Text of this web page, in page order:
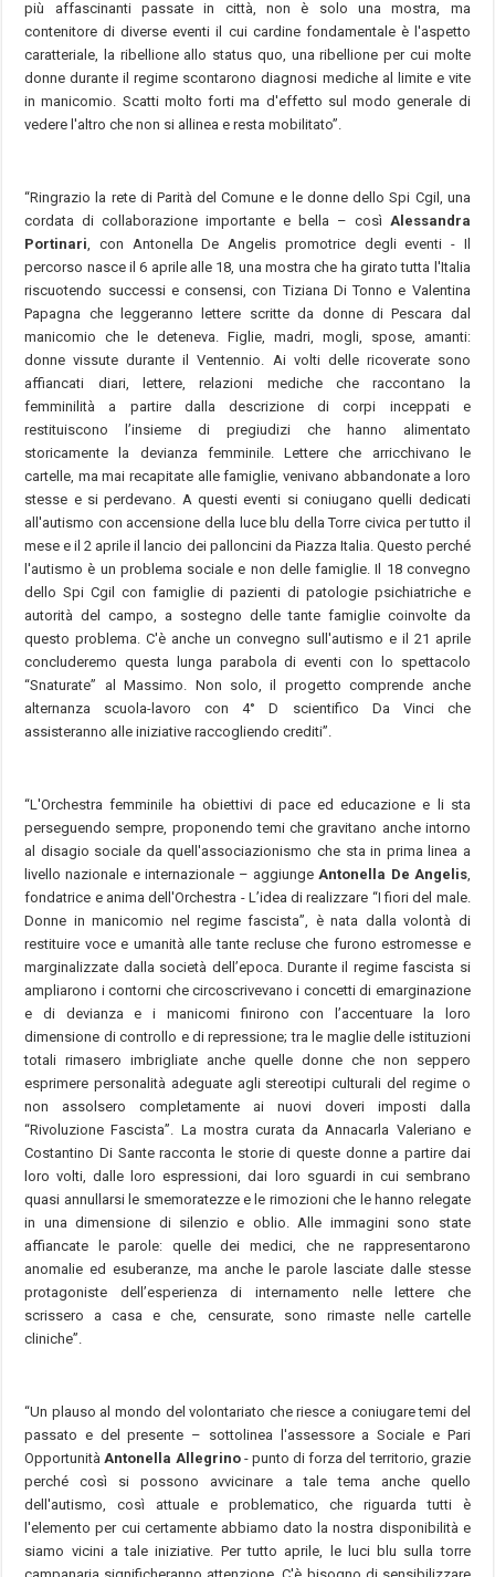
più affascinanti passate in città, non è solo una mostra, ma
contenitore di diverse eventi il cui cardine fondamentale è l'aspetto
caratteriale, la ribellione allo status quo, una ribellione per cui molte
donne durante il regime scontarono diagnosi mediche al limite e vite
in manicomio. Scatti molto forti ma d'effetto sul modo generale di
vedere l'altro che non si allinea e resta mobilitato”.
“Ringrazio la rete di Parità del Comune e le donne dello Spi Cgil, una
cordata di collaborazione importante e bella – così Alessandra
Portinari , con Antonella De Angelis promotrice degli eventi - Il
percorso nasce il 6 aprile alle 18, una mostra che ha girato tutta l'Italia
riscuotendo successi e consensi, con Tiziana Di Tonno e Valentina
Papagna che leggeranno lettere scritte da donne di Pescara dal
manicomio che le deteneva. Figlie, madri, mogli, spose, amanti:
donne vissute durante il Ventennio. Ai volti delle ricoverate sono
affiancati diari, lettere, relazioni mediche che raccontano la
femminilità a partire dalla descrizione di corpi inceppati e
restituiscono l’insieme di pregiudizi che hanno alimentato
storicamente la devianza femminile. Lettere che arricchivano le
cartelle, ma mai recapitate alle famiglie, venivano abbandonate a loro
stesse e si perdevano. A questi eventi si coniugano quelli dedicati
all'autismo con accensione della luce blu della Torre civica per tutto il
mese e il 2 aprile il lancio dei palloncini da Piazza Italia. Questo perché
l'autismo è un problema sociale e non delle famiglie. Il 18 convegno
dello Spi Cgil con famiglie di pazienti di patologie psichiatriche e
autorità del campo, a sostegno delle tante famiglie coinvolte da
questo problema. C'è anche un convegno sull'autismo e il 21 aprile
concluderemo questa lunga parabola di eventi con lo spettacolo
“Snaturate” al Massimo. Non solo, il progetto comprende anche
alternanza scuola-lavoro con 4° D scientifico Da Vinci che
assisteranno alle iniziative raccogliendo crediti”.
“L'Orchestra femminile ha obiettivi di pace ed educazione e li sta
perseguendo sempre, proponendo temi che gravitano anche intorno
al disagio sociale da quell'associazionismo che sta in prima linea a
livello nazionale e internazionale – aggiunge Antonella De Angelis,
fondatrice e anima dell'Orchestra - L’idea di realizzare “I fiori del male.
Donne in manicomio nel regime fascista”, è nata dalla volontà di
restituire voce e umanità alle tante recluse che furono estromesse e
marginalizzate dalla società dell’epoca. Durante il regime fascista si
ampliarono i contorni che circoscrivevano i concetti di emarginazione
e di devianza e i manicomi finirono con l’accentuare la loro
dimensione di controllo e di repressione; tra le maglie delle istituzioni
totali rimasero imbrigliate anche quelle donne che non seppero
esprimere personalità adeguate agli stereotipi culturali del regime o
non assolsero completamente ai nuovi doveri imposti dalla
“Rivoluzione Fascista”. La mostra curata da Annacarla Valeriano e
Costantino Di Sante racconta le storie di queste donne a partire dai
loro volti, dalle loro espressioni, dai loro sguardi in cui sembrano
quasi annullarsi le smemoratezze e le rimozioni che le hanno relegate
in una dimensione di silenzio e oblio. Alle immagini sono state
affiancate le parole: quelle dei medici, che ne rappresentarono
anomalie ed esuberanze, ma anche le parole lasciate dalle stesse
protagoniste dell’esperienza di internamento nelle lettere che
scrissero a casa e che, censurate, sono rimaste nelle cartelle
cliniche”.
“Un plauso al mondo del volontariato che riesce a coniugare temi del
passato e del presente – sottolinea l'assessore a Sociale e Pari
Opportunità Antonella Allegrino- punto di forza del territorio, grazie
perché così si possono avvicinare a tale tema anche quello
dell'autismo, così attuale e problematico, che riguarda tutti è
l'elemento per cui certamente abbiamo dato la nostra disponibilità e
siamo vicini a tale iniziative. Per tutto aprile, le luci blu sulla torre